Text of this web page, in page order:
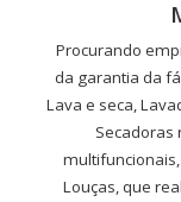
Procurando
da garantia da
Lava e seca,
Secadoras
multifuncionais,
Louças, que